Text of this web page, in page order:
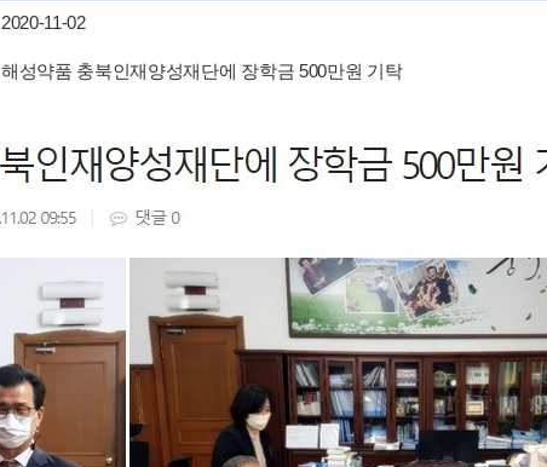
2020-11-02
해성약품 충북인재양성재단에 장학금 500만원 기탁